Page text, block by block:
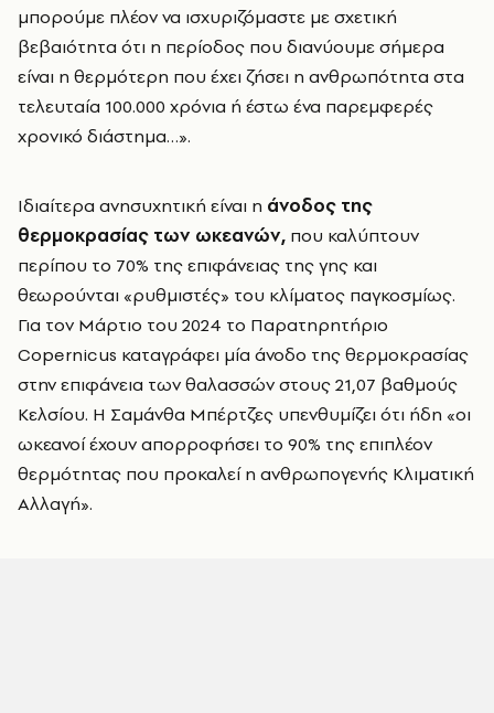
μπορούμε πλέον να ισχυριζόμαστε με σχετική
βεβαιότητα ότι η περίοδος που διανύουμε σήμερα
είναι η θερμότερη που έχει ζήσει η ανθρωπότητα στα
τελευταία 100.000 χρόνια ή έστω ένα παρεμφερές
χρονικό διάστημα…».
Ιδιαίτερα ανησυχητική είναι η άνοδος της
θερμοκρασίας των ωκεανών, που καλύπτουν
περίπου το 70% της επιφάνειας της γης και
θεωρούνται «ρυθμιστές» του κλίματος παγκοσμίως.
Για τον Μάρτιο του 2024 το Παρατηρητήριο
Copernicus καταγράφει μία άνοδο της θερμοκρασίας
στην επιφάνεια των θαλασσών στους 21,07 βαθμούς
Κελσίου. Η Σαμάνθα Μπέρτζες υπενθυμίζει ότι ήδη «οι
ωκεανοί έχουν απορροφήσει το 90% της επιπλέον
θερμότητας που προκαλεί η ανθρωπογενής Κλιματική
Αλλαγή».